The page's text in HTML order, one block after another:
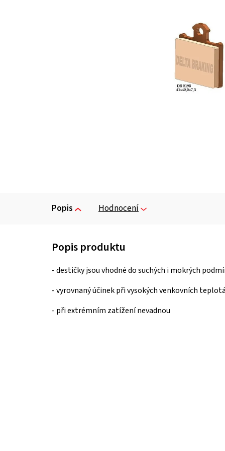
Popis Hodnocení
- destičky jsou vhodné do suchých i mokrých
- vyrovnaný účinek při vysokých venkovních
- při extrémním zatížení nevadnou